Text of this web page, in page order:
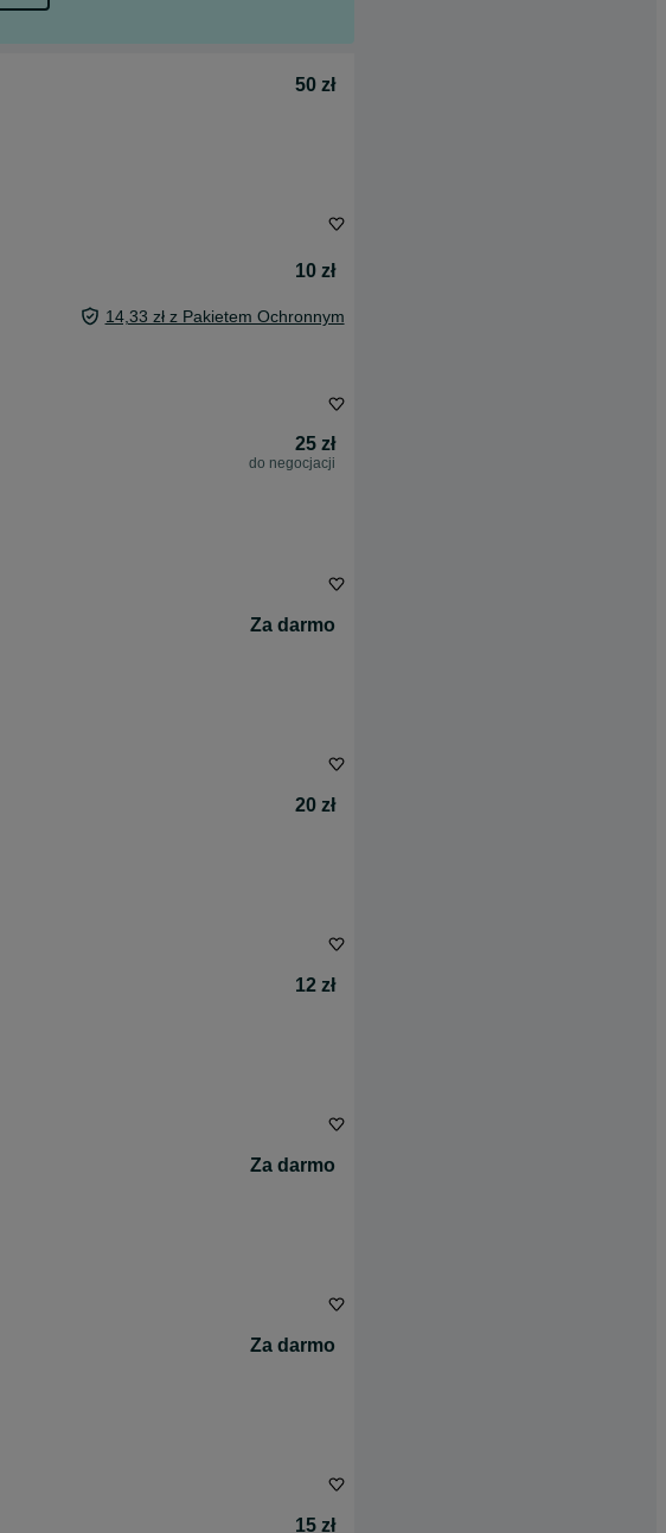
50 zł
10 zł
14,33 zł z Pakietem Ochronnym
25 zł
do negocjacji
Za darmo
20 zł
12 zł
Za darmo
Za darmo
15 zł